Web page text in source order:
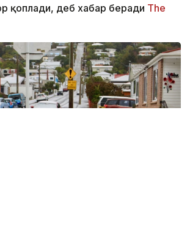
қоплади, деб хабар беради The